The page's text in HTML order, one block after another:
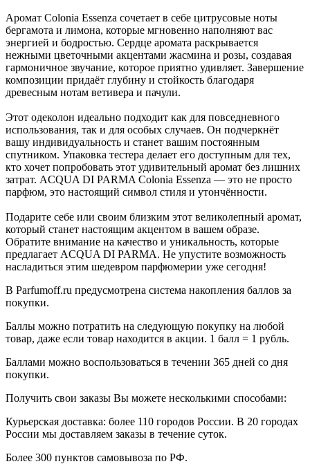
Аромат Colonia Essenza сочетает в себе цитрусовые ноты
бергамота и лимона, которые мгновенно наполняют вас
энергией и бодростью. Сердце аромата раскрывается
нежными цветочными акцентами жасмина и розы, создавая
гармоничное звучание, которое приятно удивляет. Завершение
композиции придаёт глубину и стойкость благодаря
древесным нотам ветивера и пачули.
Этот одеколон идеально подходит как для повседневного
использования, так и для особых случаев. Он подчеркнёт
вашу индивидуальность и станет вашим постоянным
спутником. Упаковка тестера делает его доступным для тех,
кто хочет попробовать этот удивительный аромат без лишних
затрат. ACQUA DI PARMA Colonia Essenza — это не просто
парфюм, это настоящий символ стиля и утончённости.
Подарите себе или своим близким этот великолепный аромат,
который станет настоящим акцентом в вашем образе.
Обратите внимание на качество и уникальность, которые
предлагает ACQUA DI PARMA. Не упустите возможность
насладиться этим шедевром парфюмерии уже сегодня!
В Parfumoff.ru предусмотрена система накопления баллов за
покупки.
Баллы можно потратить на следующую покупку на любой
товар, даже если товар находится в акции. 1 балл = 1 рубль.
Баллами можно воспользоваться в течении 365 дней со дня
покупки.
Получить свои заказы Вы можете несколькими способами:
Курьерская доставка: более 110 городов России. В 20 городах
России мы доставляем заказы в течение суток.
Более 300 пунктов самовывоза по РФ.